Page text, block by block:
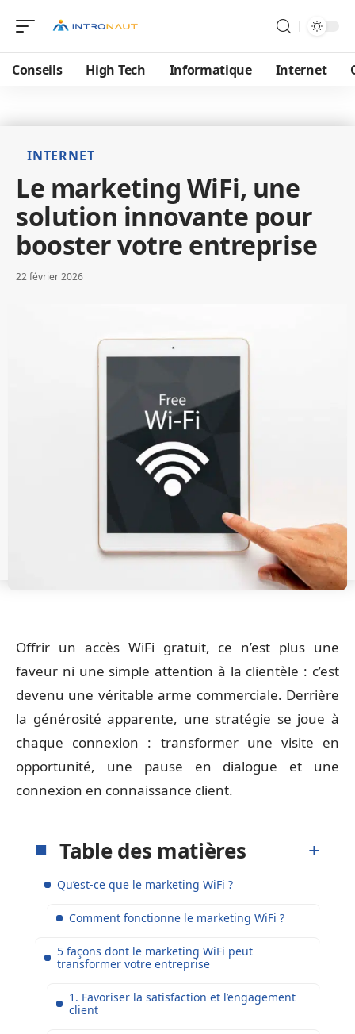
Conseils High Tech Informatique Internet
INTERNET
Le marketing WiFi, une
solution innovante pour
booster votre entreprise
22 février 2026
Offrir un accès WiFi gratuit, ce n’est plus une
faveur ni une simple attention à la clientèle : c’est
devenu une véritable arme commerciale. Derrière
la générosité apparente, une stratégie se joue à
chaque connexion : transformer une visite en
opportunité, une pause en dialogue et une
connexion en connaissance client.
Table des matières
Qu’est-ce que le marketing WiFi ?
Comment fonctionne le marketing WiFi ?
5 façons dont le marketing WiFi peut
transformer votre entreprise
1. Favoriser la satisfaction et l’engagement
client